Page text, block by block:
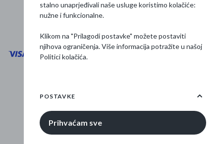
Osnovne informacije
© 2026 Žuti klik
stalno unaprjeđivali naše usluge koristimo kolačiće:
nužne i funkcionalne.
Klikom na "Prilagodi postavke" možete postaviti
njihova ograničenja. Više informacija potražite u našoj
Politici kolačića.
POSTAVKE
Prihvaćam sve